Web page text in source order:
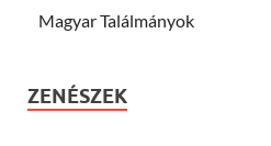
Magyar Találmányok
ZENÉSZEK